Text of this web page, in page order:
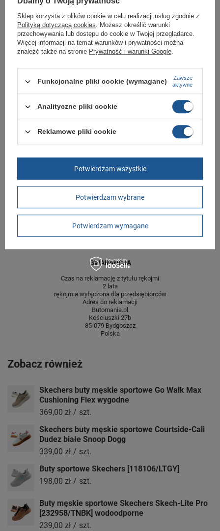
Sklep Butomania.pl to największy wybór obuwia sportowego dla całej
Kupując w naszym sklepie internetowym masz gwarancję, że towar jest
oryginalny i pochodzi z oficjalnej sieci dystrybucyjnej.
W ciągu 30 dni możesz dokonać zwrotu bądź wymiany towaru bez
podania przyczyny.
Symbol
Gwarancja Gwarancja
Kolor
Zapięcie sznurowane
Długość towaru w
centymetrach
Więcej
30
centymetrach
Więcej
20
Wysokość towaru w
12
GWARANCJA
Czas na reklamację z tytułu rękojmi
2 lata
rękojmia wyłączona dla przedsiębiorców
Adres do reklamacji
Butomania.pl
Kościuszki 27b
85-079 Bydgoszcz
Polska
Zobacz również
Skechers buty męskie sportowe Go Walk Max
Cushioning Flex wygodne
369,00 zł / szt.
Skechers buty męskie sportowe Courtside-Cali
Dudez białe Snoop Dogg
339,00 zł / szt.
Buty sportowe Skechers [118106/LTGY]
198,00 zł / szt.
Buty męskie sportowe Skechers Skech-Lite Pro
[232958/TNBK] wodoodporne
239,00 zł / szt.
Sklep korzysta z plików cookie w celu realizacji usług zgodnie z
Polityką dotyczącą cookies. Możesz określić warunki
przechowywania lub dostępu do cookie w Twojej przeglądarce.
Więcej informacji na temat warunków i prywatności można
znaleźć także na stronie Prywatność i warunki Google.
Funkcjonalne pliki cookie (wymagane)
Zawsze
aktywne
Analityczne pliki cookie
Reklamowe pliki cookie
Potwierdzam wybrane
Potwierdzam wymagane
Potwierdzam wszystkie